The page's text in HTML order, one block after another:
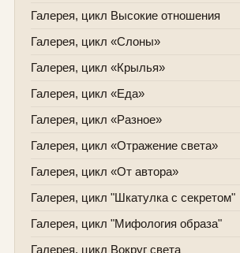
Галерея, цикл Высокие отношения
Галерея, цикл «Слоны»
Галерея, цикл «Крылья»
Галерея, цикл «Еда»
Галерея, цикл «Разное»
Галерея, цикл «Отражение света»
Галерея, цикл «От автора»
Галерея, цикл "Шкатулка с секретом"
Галерея, цикл "Мифология образа"
Галерея, цикл Вокруг света